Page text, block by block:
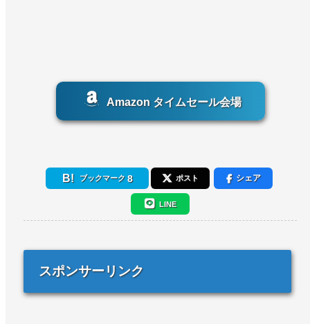
Amazon タイムセール会場
ブックマーク 8 ポスト シェア
LINE
スポンサーリンク